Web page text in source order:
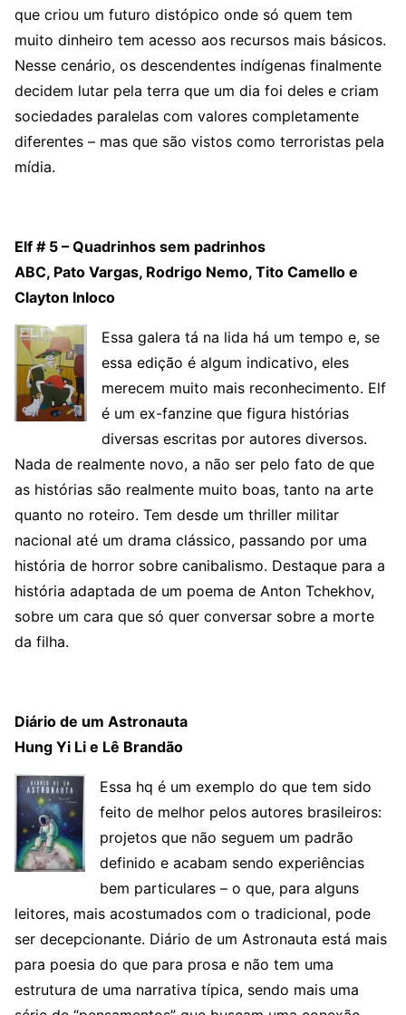
que criou um futuro distópico onde só quem tem
muito dinheiro tem acesso aos recursos mais básicos.
Nesse cenário, os descendentes indígenas finalmente
decidem lutar pela terra que um dia foi deles e criam
sociedades paralelas com valores completamente
diferentes – mas que são vistos como terroristas pela
mídia.
Elf # 5 – Quadrinhos sem padrinhos
ABC, Pato Vargas, Rodrigo Nemo, Tito Camello e
Clayton Inloco
Essa galera tá na lida há um tempo e, se
essa edição é algum indicativo, eles
merecem muito mais reconhecimento. Elf
é um ex-fanzine que figura histórias
diversas escritas por autores diversos.
Nada de realmente novo, a não ser pelo fato de que
as histórias são realmente muito boas, tanto na arte
quanto no roteiro. Tem desde um thriller militar
nacional até um drama clássico, passando por uma
história de horror sobre canibalismo. Destaque para a
história adaptada de um poema de Anton Tchekhov,
sobre um cara que só quer conversar sobre a morte
da filha.
Diário de um Astronauta
Hung Yi Li e Lê Brandão
Essa hq é um exemplo do que tem sido
feito de melhor pelos autores brasileiros:
projetos que não seguem um padrão
definido e acabam sendo experiências
bem particulares – o que, para alguns
leitores, mais acostumados com o tradicional, pode
ser decepcionante. Diário de um Astronauta está mais
para poesia do que para prosa e não tem uma
estrutura de uma narrativa típica, sendo mais uma